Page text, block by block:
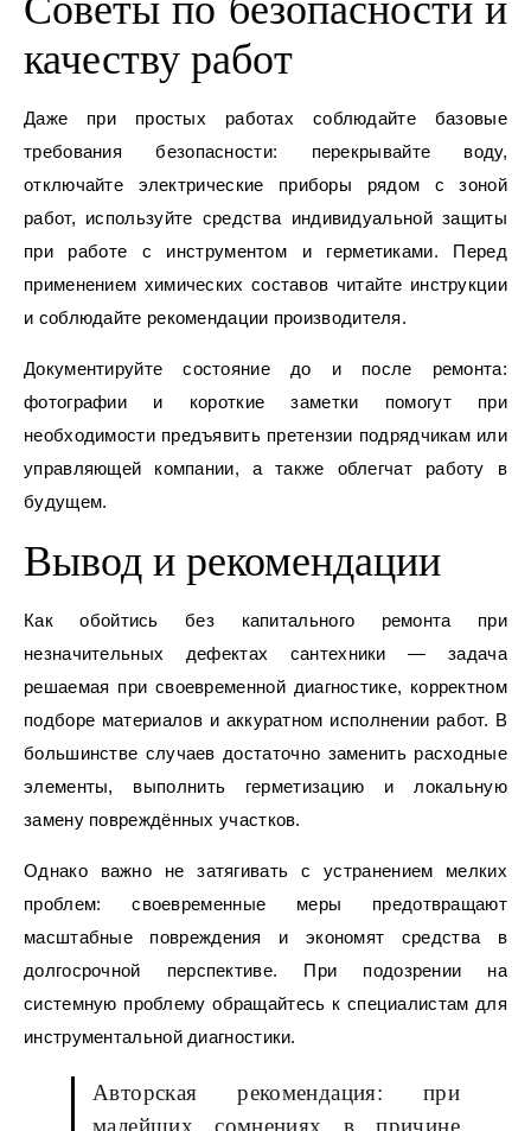
Советы по безопасности и
качеству работ
Даже при простых работах соблюдайте базовые
требования безопасности: перекрывайте воду,
отключайте электрические приборы рядом с зоной
работ, используйте средства индивидуальной защиты
при работе с инструментом и герметиками. Перед
применением химических составов читайте инструкции
и соблюдайте рекомендации производителя.
Документируйте состояние до и после ремонта:
фотографии и короткие заметки помогут при
необходимости предъявить претензии подрядчикам или
управляющей компании, а также облегчат работу в
будущем.
Вывод и рекомендации
Как обойтись без капитального ремонта при
незначительных дефектах сантехники — задача
решаемая при своевременной диагностике, корректном
подборе материалов и аккуратном исполнении работ. В
большинстве случаев достаточно заменить расходные
элементы, выполнить герметизацию и локальную
замену повреждённых участков.
Однако важно не затягивать с устранением мелких
проблем: своевременные меры предотвращают
масштабные повреждения и экономят средства в
долгосрочной перспективе. При подозрении на
системную проблему обращайтесь к специалистам для
инструментальной диагностики.
Авторская рекомендация: при
малейших сомнениях в причине